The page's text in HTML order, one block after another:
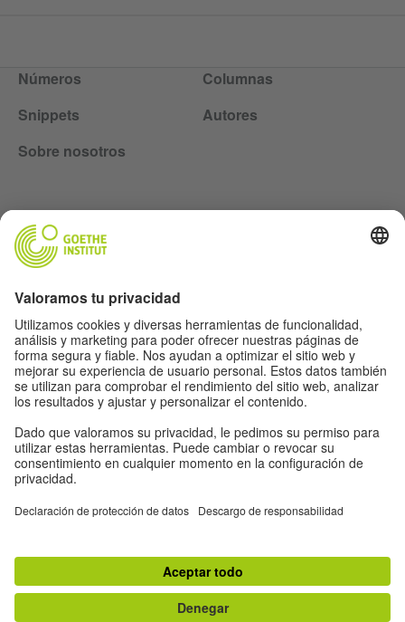
Números
Columnas
Snippets
Autores
Sobre nosotros
Newsletter
Información legal
Ajustes de privacidad
Política de protección de datos
Condiciones de uso
Lasst uns Freunde werden. Folge uns:
Otros proyectos del Goethe-Institut:
#artbits
FEHLER